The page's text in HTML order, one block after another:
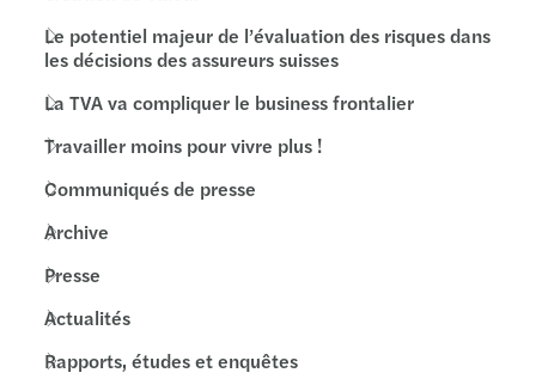
Le potentiel majeur de l’évaluation des risques dans
les décisions des assureurs suisses
La TVA va compliquer le business frontalier
Travailler moins pour vivre plus !
Communiqués de presse
Archive
Presse
Actualités
Rapports, études et enquêtes